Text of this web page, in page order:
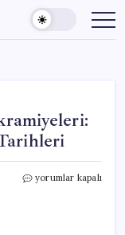
Kurban
yorumlar kapalı